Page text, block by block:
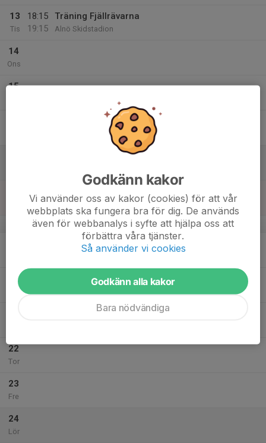
13
Tis
18:15
19:15
Träning Fjällrävarna
Alnö Skidstadion
14
Ons
15
12:00
Alnö Skidstadion
v.4
20
Tis
Träning Fjällrävarna
22
Tor
23
Fre
24
Lör
Godkänn kakor
Vi använder oss av kakor (cookies) för att vår
webbplats ska fungera bra för dig. De används
även för webbanalys i syfte att hjälpa oss att
förbättra våra tjänster.
Så använder vi cookies
Godkänn alla kakor
Bara nödvändiga